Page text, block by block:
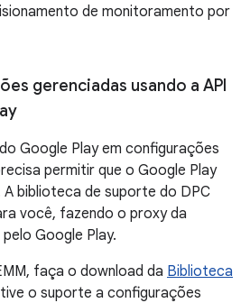
de monitoramento por
gerenciadas usando a API
Google Play em configurações
permitir que o Google Play
biblioteca de suporte do DPC
você, fazendo o proxy da
Google Play.
faça o download da Biblioteca
o suporte a configurações